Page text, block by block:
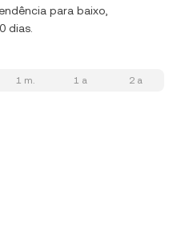
para baixo,
dias.
1 m. 1 a 2 a